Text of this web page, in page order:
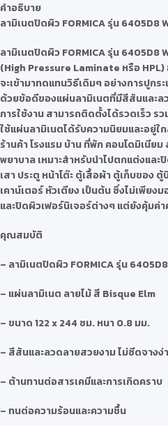
คำอธิบาย
ลามิเนตปิดผิวFORMICA รุ่น 6405D8
ลามิเนตปิดผิวFORMICA รุ่น 6405D8
(High Pressure Laminate หรือ
จะเข้ามาทดแทนวิธีเดิมๆ อย่างการปูกร
ด้วยข้อดีของแผ่นลามิเนตที่มีสีสันและล
การใช้งาน สามารถติดตั้งได้รวดเร็ว รว
ใช้แผ่นลามิเนตได้รับความนิยมและอยู่ใ
ร้านค้า โรงแรม บ้าน ที่พัก คอนโดมิเนียม
พยาบาล เหมาะสำหรับนำไปตกแต่งแล
เสา ประตู หน้าโต๊ะ ตู้เสื้อผ้า ตู้เก็บของ
เคาน์เตอร์ หัวเตียง เป็นต้น ซึ่งไม่เพีย
และปิดผิวเฟอร์นิเจอร์ต่างๆ แต่ยังคุ้มค่
คุณสมบัติ
– ลามิเนตปิดผิว FORMICA รุ่น 6405D8
– แผ่นลามิเนต ลายไม้ สี Bisque Elm
– ขนาด 122 x 244 ซม. หนา 0.8 มม.
– สีสันและลวดลายสวยงาม ไม่ซีดจางง่
– ต้านทานต่อสารเคมีและการเกิดคราบ
– ทนต่อความร้อนและความชื้น